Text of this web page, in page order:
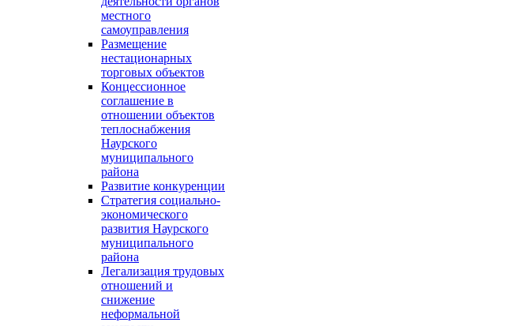
местного
самоуправления
Размещение
нестационарных
торговых объектов
Концессионное
соглашение в
отношении объектов
теплоснабжения
Наурского
муниципального
района
Развитие конкуренции
Стратегия социально-
экономического
развития Наурского
муниципального
района
Легализация трудовых
отношений и
снижение
неформальной